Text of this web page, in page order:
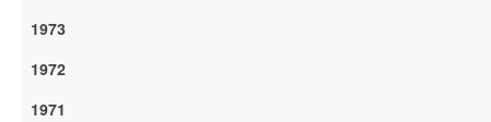
1973
1972
1971